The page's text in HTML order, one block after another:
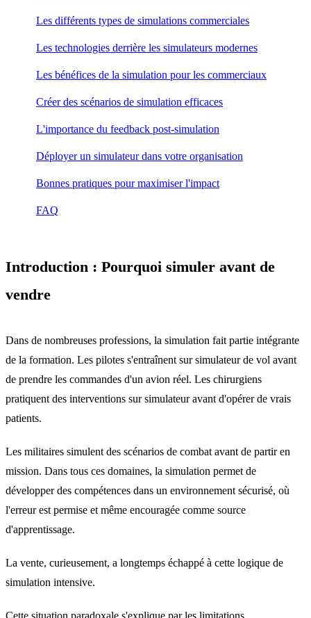
Les différents types de simulations commerciales
Les technologies derrière les simulateurs modernes
Les bénéfices de la simulation pour les commerciaux
Créer des scénarios de simulation efficaces
L'importance du feedback post-simulation
Déployer un simulateur dans votre organisation
Bonnes pratiques pour maximiser l'impact
FAQ
Introduction : Pourquoi simuler avant de
vendre
Dans de nombreuses professions, la simulation fait partie intégrante
de la formation. Les pilotes s'entraînent sur simulateur de vol avant
de prendre les commandes d'un avion réel. Les chirurgiens
pratiquent des interventions sur simulateur avant d'opérer de vrais
patients.
Les militaires simulent des scénarios de combat avant de partir en
mission. Dans tous ces domaines, la simulation permet de
développer des compétences dans un environnement sécurisé, où
l'erreur est permise et même encouragée comme source
d'apprentissage.
La vente, curieusement, a longtemps échappé à cette logique de
simulation intensive.
Cette situation paradoxale s'explique par les limitations